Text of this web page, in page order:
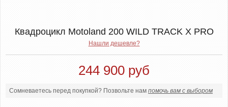
Квадроцикл Motoland 200 WILD TRACK X PRO
Нашли дешевле?
244 900 руб
Сомневаетесь перед покупкой? Позвольте нам помочь вам с выбором